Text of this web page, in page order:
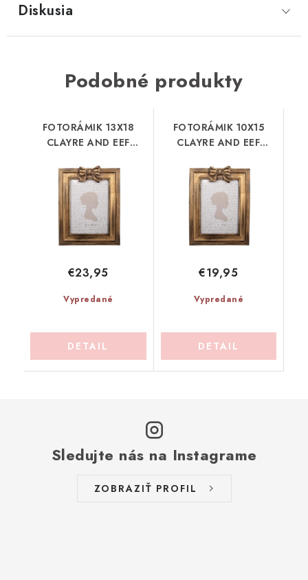
Diskusia
Podobné produkty
FOTORÁMIK 13X18
CLAYRE AND EEF
Vypredané
€23,95
DETAIL
FOTORÁMIK 10X15
CLAYRE AND EEF
Vypredané
€19,95
DETAIL
Sledujte nás na Instagrame
ZOBRAZIŤ PROFIL